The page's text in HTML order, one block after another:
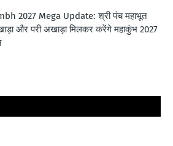
2027 Mega Update: श्री पंच महाभूत
और परी अखाड़ा मिलकर करेंगे महाकुंभ 2027